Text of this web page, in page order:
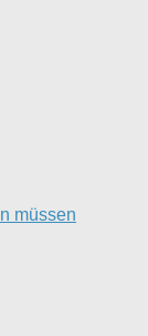
müssen